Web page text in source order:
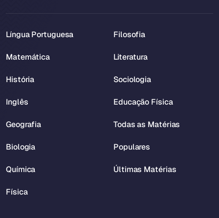
Língua Portuguesa
Matemática
História
Inglês
Geografia
Biologia
Química
Física
Filosofia
Literatura
Sociologia
Educação Física
Todas as Matérias
Populares
Últimas Matérias